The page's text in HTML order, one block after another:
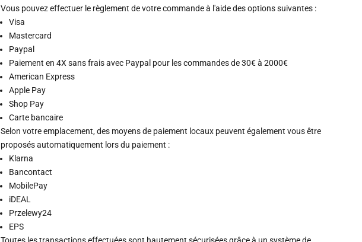
Vous pouvez effectuer le règlement de votre commande à l'aide des options suivantes :
Visa
Mastercard
Paypal
Paiement en 4X sans frais avec Paypal pour les commandes de 30€ à 2000€
American Express
Apple Pay
Shop Pay
Carte bancaire
Selon votre emplacement, des moyens de paiement locaux peuvent également vous être
proposés automatiquement lors du paiement :
Klarna
Bancontact
MobilePay
iDEAL
Przelewy24
EPS